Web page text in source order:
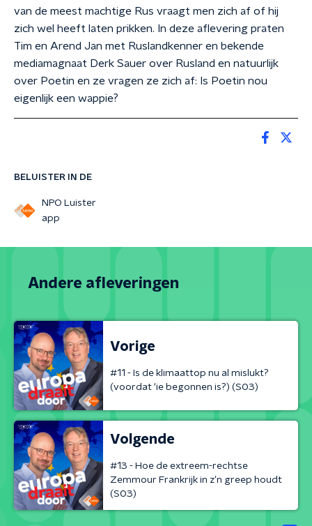
BELUISTER IN DE
NPO Luister
app
van de meest machtige Rus vraagt men zich af of hij
zich wel heeft laten prikken. In deze aflevering praten
Tim en Arend Jan met Ruslandkenner en bekende
mediamagnaat Derk Sauer over Rusland en natuurlijk
over Poetin en ze vragen ze zich af: Is Poetin nou
eigenlijk een wappie?
Andere afleveringen
Vorige
#11 - Is de klimaattop nu al mislukt?
(voordat ‘ie begonnen is?) (S03)
Volgende
#13 - Hoe de extreem-rechtse
Zemmour Frankrijk in z’n greep houdt
(S03)